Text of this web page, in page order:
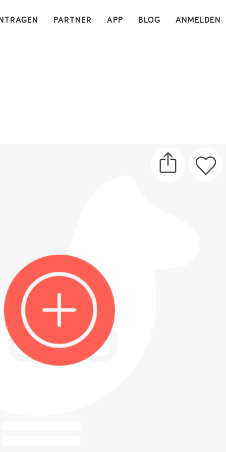
ANMELDEN
BLOG
APP
PARTNER ×